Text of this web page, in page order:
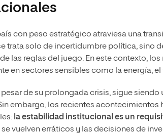
con peso estratégico atraviesa una
trata solo de incertidumbre política, sino
las reglas del juego. En este contexto,
en sectores sensibles como la energía, el
pesar de su prolongada crisis, sigue
embargo, los recientes
la estabilidad institucional es un
vuelven erráticos y las decisiones de